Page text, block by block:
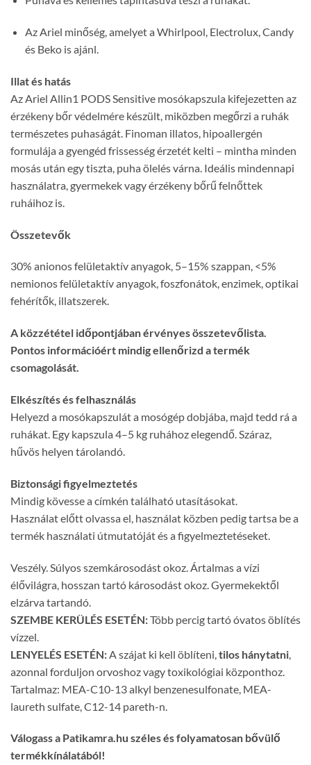
Az Ariel minőség, amelyet a Whirlpool, Electrolux, Candy
és Beko is ajánl.
Illat és hatás
Az Ariel Allin1 PODS Sensitive mosókapszula kifejezetten az
érzékeny bőr védelmére készült, miközben megőrzi a ruhák
természetes puhaságát. Finoman illatos, hipoallergén
formulája a gyengéd frissesség érzetét kelti – mintha minden
mosás után egy tiszta, puha ölelés várna. Ideális mindennapi
használatra, gyermekek vagy érzékeny bőrű felnőttek
ruháihoz is.
Összetevők
30% anionos felületaktív anyagok, 5–15% szappan, <5%
nemionos felületaktív anyagok, foszfonátok, enzimek, optikai
fehérítők, illatszerek.
A közzététel időpontjában érvényes összetevőlista.
Pontos információért mindig ellenőrizd a termék
csomagolását.
Elkészítés és felhasználás
Helyezd a mosókapszulát a mosógép dobjába, majd tedd rá a
ruhákat. Egy kapszula 4–5 kg ruhához elegendő. Száraz,
hűvös helyen tárolandó.
Biztonsági figyelmeztetés
Mindig kövesse a címkén található utasításokat.
Használat előtt olvassa el, használat közben pedig tartsa be a
termék használati útmutatóját és a figyelmeztetéseket.
Veszély. Súlyos szemkárosodást okoz. Ártalmas a vízi
élővilágra, hosszan tartó károsodást okoz. Gyermekektől
elzárva tartandó.
SZEMBE KERÜLÉS ESETÉN:Több percig tartó óvatos öblítés
vízzel.
LENYELÉS ESETÉN: A szájat ki kell öblíteni, tilos hánytatni
azonnal forduljon orvoshoz vagy toxikológiai központhoz.
Tartalmaz: MEA-C10-13 alkyl benzenesulfonate, MEA-
laureth sulfate, C12-14 pareth-n.
Válogass a Patikamra.hu széles és folyamatosan bővülő
termékkínálatából!